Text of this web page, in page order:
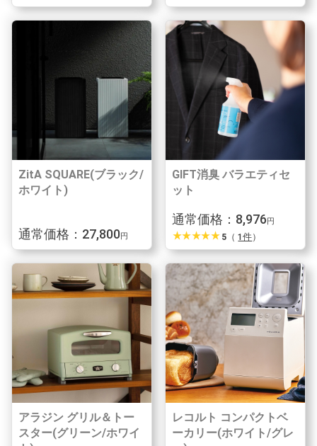
ZitA SQUARE(ブラック/
ホワイト)
通常価格：27,800円
GIFT消臭 バラエティセ
ット
通常価格：8,976 円
star_ratestar_ratestar_ratestar_ratestar_rate 5 （1件）
アラジン グリル＆トー
スター(グリーン/ホワイ
レコルト コンパクトベ
ーカリー(ホワイト/グレ